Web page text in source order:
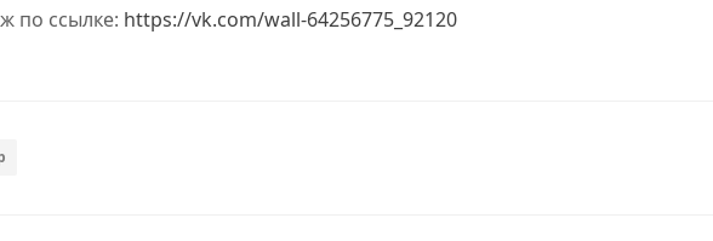
по ссылке: https://vk.com/wall-64256775_92120